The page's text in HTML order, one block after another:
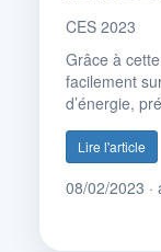
CES 2023
Grâce à
facilement
d’énergie,
Lire l'article
08/02/2023 ·